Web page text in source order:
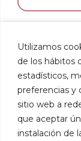
Utilizamos
de los hábitos
estadísticos,
preferencias y
sitio web a
que aceptar
instalación de